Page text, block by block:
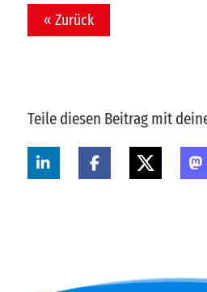
« Zurück
Teile diesen Beitrag mit